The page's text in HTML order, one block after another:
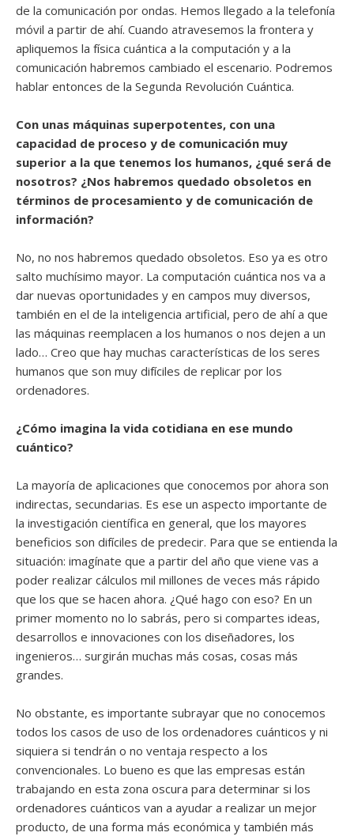
de la comunicación por ondas. Hemos llegado a la telefonía
móvil a partir de ahí. Cuando atravesemos la frontera y
apliquemos la física cuántica a la computación y a la
comunicación habremos cambiado el escenario. Podremos
hablar entonces de la Segunda Revolución Cuántica.
Con unas máquinas superpotentes, con una
capacidad de proceso y de comunicación muy
superior a la que tenemos los humanos, ¿qué será de
nosotros? ¿Nos habremos quedado obsoletos en
términos de procesamiento y de comunicación de
información?
No, no nos habremos quedado obsoletos. Eso ya es otro
salto muchísimo mayor. La computación cuántica nos va a
dar nuevas oportunidades y en campos muy diversos,
también en el de la inteligencia artificial, pero de ahí a que
las máquinas reemplacen a los humanos o nos dejen a un
lado… Creo que hay muchas características de los seres
humanos que son muy difíciles de replicar por los
ordenadores.
¿Cómo imagina la vida cotidiana en ese mundo
cuántico?
La mayoría de aplicaciones que conocemos por ahora son
indirectas, secundarias. Es ese un aspecto importante de
la investigación científica en general, que los mayores
beneficios son difíciles de predecir. Para que se entienda la
situación: imagínate que a partir del año que viene vas a
poder realizar cálculos mil millones de veces más rápido
que los que se hacen ahora. ¿Qué hago con eso? En un
primer momento no lo sabrás, pero si compartes ideas,
desarrollos e innovaciones con los diseñadores, los
ingenieros… surgirán muchas más cosas, cosas más
grandes.
No obstante, es importante subrayar que no conocemos
todos los casos de uso de los ordenadores cuánticos y ni
siquiera si tendrán o no ventaja respecto a los
convencionales. Lo bueno es que las empresas están
trabajando en esta zona oscura para determinar si los
ordenadores cuánticos van a ayudar a realizar un mejor
producto, de una forma más económica y también más